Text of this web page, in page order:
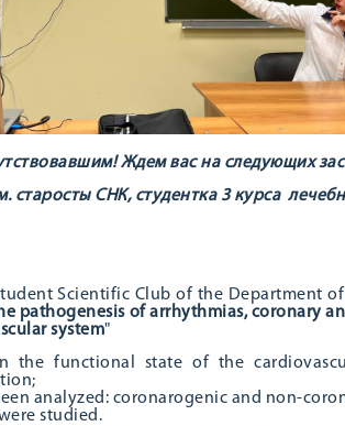
Ждем вас на следующих
старосты СНК, студентка 3 курса
Scientific Club of the Department
pathogenesis of arrhythmias, coronary
system"
the functional state of the
analyzed: coronarogenic and non-
studied.